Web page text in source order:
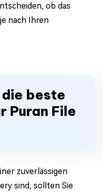
ob das
nach Ihren
die beste
Puran File
zuverlässigen
sind, sollten Sie